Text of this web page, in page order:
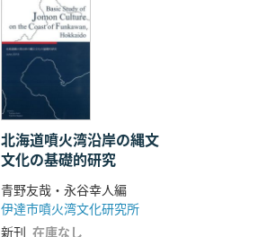
北海道噴火湾沿岸の縄文
文化の基礎的研究
青野友哉・永谷幸人編
伊達市噴火湾文化研究所
新刊 在庫なし